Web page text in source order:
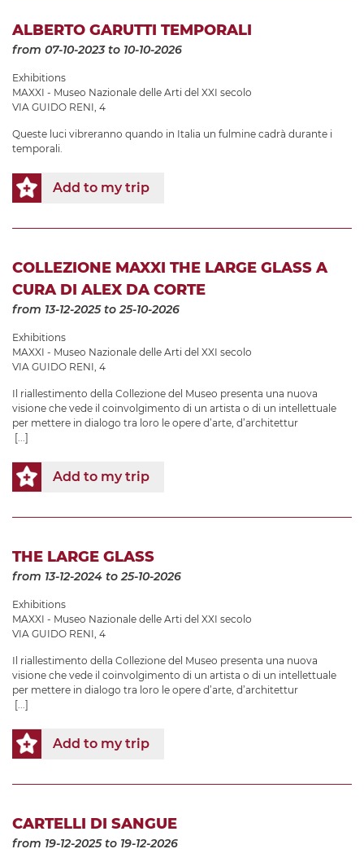
ALBERTO GARUTTI TEMPORALI
from 07-10-2023to 10-10-2026
Exhibitions
MAXXI - Museo Nazionale delle Arti del XXI secolo
VIA GUIDO RENI, 4
Queste luci vibreranno quando in Italia un fulmine cadrà durante i
temporali.
Add to my trip
COLLEZIONE MAXXI THE LARGE GLASS A
CURA DI ALEX DA CORTE
from 13-12-2025to 25-10-2026
Exhibitions
MAXXI - Museo Nazionale delle Arti del XXI secolo
VIA GUIDO RENI, 4
Il riallestimento della Collezione del Museo presenta una nuova
visione che vede il coinvolgimento di un artista o di un intellettuale
per mettere in dialogo tra loro le opere d’arte, d’architettur
[...]
Add to my trip
THE LARGE GLASS
from 13-12-2024 to 25-10-2026
Exhibitions
MAXXI - Museo Nazionale delle Arti del XXI secolo
VIA GUIDO RENI, 4
Il riallestimento della Collezione del Museo presenta una nuova
visione che vede il coinvolgimento di un artista o di un intellettuale
per mettere in dialogo tra loro le opere d’arte, d’architettur
[...]
Add to my trip
CARTELLI DI SANGUE
from 19-12-2025to 19-12-2026